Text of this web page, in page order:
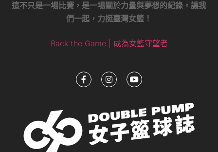
這不只是一場比賽，是一場關於力量與夢想的紀錄。讓我
們一起，力挺臺灣女籃！
Back the Game | 成為女籃守望者